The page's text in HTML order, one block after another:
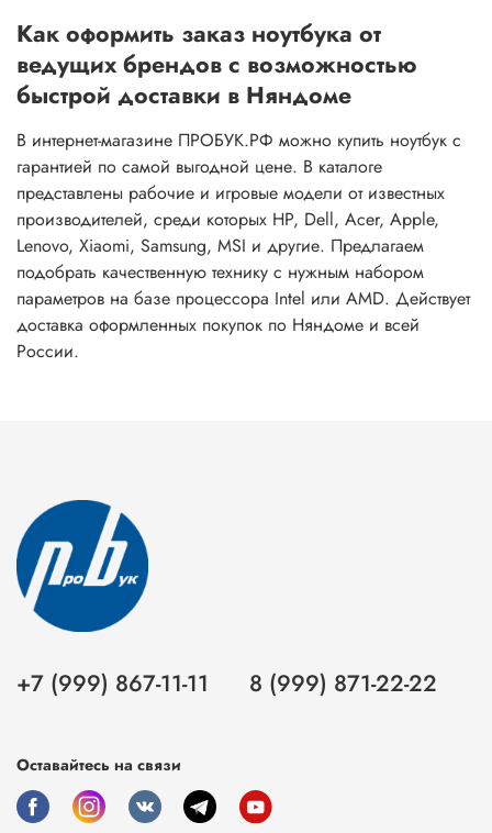
Как оформить заказ ноутбука от
ведущих брендов с возможностью
быстрой доставки в Няндоме
В интернет-магазине ПРОБУК.РФ можно купить ноутбук с
гарантией по самой выгодной цене. В каталоге
представлены рабочие и игровые модели от известных
производителей, среди которых HP, Dell, Acer, Apple,
Lenovo, Xiaomi, Samsung, MSI и другие. Предлагаем
подобрать качественную технику с нужным набором
параметров на базе процессора Intel или AMD. Действует
доставка оформленных покупок по Няндоме и всей
России.
+7 (999) 867-11-11 8 (999) 871-22-22
Оставайтесь на связи